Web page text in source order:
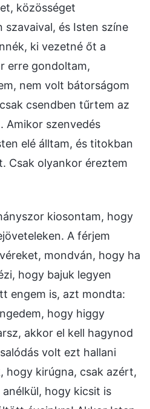
közösséget
szavaival, és Isten színe
ki vezetné őt a
erre gondoltam,
nem volt bátorságom
csendben tűrtem az
Amikor szenvedés
elé álltam, és titokban
Csak olyankor éreztem
kiosontam, hogy
A férjem
mondván, hogy ha
hogy bajuk legyen
engem is, azt mondta:
hogy higgy
akkor el kell hagynod
volt ezt hallani
hogy kirúgna, csak azért,
hogy kicsit is